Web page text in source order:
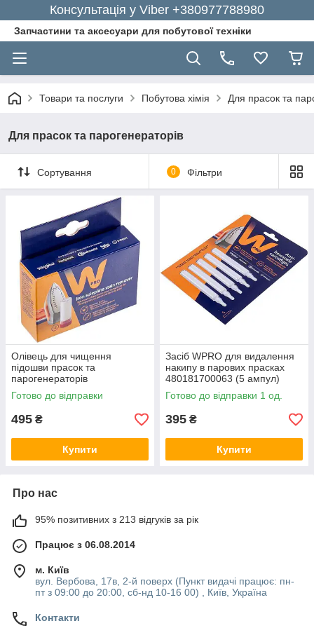
Консультація у Viber +380977788980
Запчастини та аксесуари для побутової техніки
Товари та послуги Побутова хімія Для прасок та
Для прасок та парогенераторів
Сортування 0 Фільтри
Олівець для чищення
підошви прасок та
парогенераторів
484000008406 (2 шт.) Wpro
Готово до відправки
495 ₴
Купити
Засіб WPRO для видалення
накипу в парових прасках
480181700063 (5 ампул)
Готово до відправки 1 од.
395 ₴
Купити
Про нас
95% позитивних з 213 відгуків за рік
Працює з 06.08.2014
м. Київ
вул. Вербова, 17в, 2-й поверх (Пункт видачі працює: пн-
пт з 09:00 до 20:00, сб-нд 10-16 00) , Київ, Україна
Контакти